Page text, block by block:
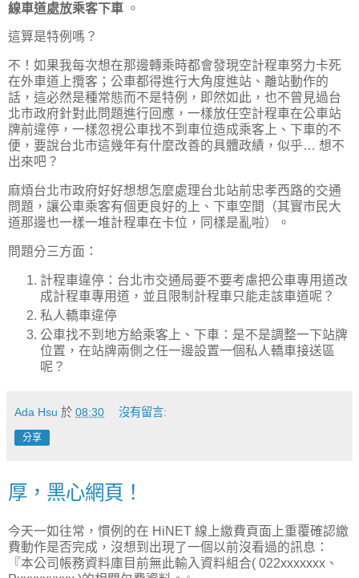
線車道處放乘客下車 。
這算是特例嗎？
不！如果我每次想在那邊轉乘時都會發現空計程車努力卡死
在外車道上攬客；公車都得進行大角度進站、離站動作的
話，這必然是種常態而不是特例，即然如此，也不曾見過台
北市政府針對此問題進行回應，一樣放任空計程車在公車站
牌前違停，一樣忽視公車找不到車位造成乘客上、下車的不
便，要說台北市這幾年有什麼改善的具體政績，似乎… 想不
出來吧？
麻煩台北市政府好好想想怎麼處理台北站前忠孝西路的交通
問題，讓公車乘客有個更良好的上、下車空間（其實市民大
道那邊也一樣一堆計程車在卡位，同樣是亂啦）。
問題分三方面：
計程車違停：台北市交通局要不要考慮把公車專用道改
成計程車專用道，並且限制計程車只能走該車道呢？
私人轎車違停
公車找不到地方給乘客上、下車：是不是調整一下站牌
位置，在站牌兩側之任一邊設置一個私人轎車接送區
呢？
Ada Hsu 於 08:30 沒有留言:
分享
厚，黑心網頁！
今天一如往常，慣例的在 HiNET 線上繳費頁面上重覆確認繳
費動作是否完成，沒想到出現了一個以前沒看過的訊息：
『本公司帳務資料庫目前無此輸入資料組合( 022xxxxxxx、